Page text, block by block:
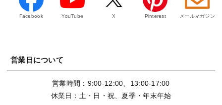
Facebook YouTube X Pinterest メールマガジン
営業日について
営業時間：9:00-12:00、13:00-17:00
休業日：土・日・祝、夏季・年末年始